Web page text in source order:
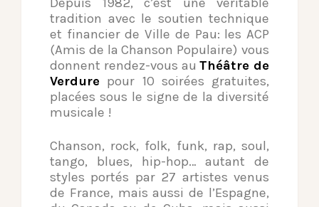
tradition avec le soutien technique
et financier de Ville de Pau: les ACP
(Amis de la Chanson Populaire) vous
donnent rendez-vous auThéâtre de
Verdure pour 10 soirées gratuites,
placées sous le signe de la diversité
musicale !
Chanson, rock, folk, funk, rap, soul,
tango, blues, hip-hop… autant de
styles portés par 27 artistes venus
de France, mais aussi de l’Espagne,